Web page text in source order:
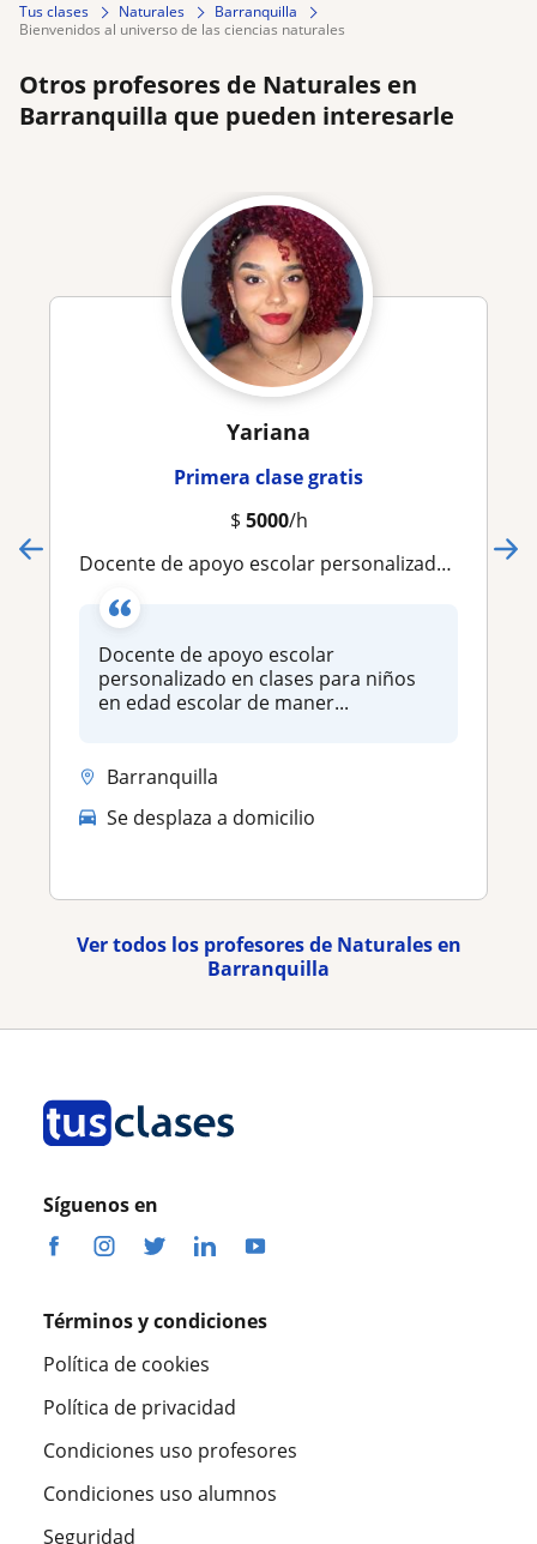
Tus clases Naturales
Barranquilla
bienvenidos al universo de las ciencias naturales
Otros profesores de Naturales en
Barranquilla que pueden interesarle
Yariana
Primera clase gratis
$ 5000/h
Docente de apoyo escolar personalizado en clases para niños en edad escolar de manera presencial
Docente de apoyo escolar
personalizado en clases para niños
en edad escolar de maner...
Barranquilla
Se desplaza a domicilio
Ver todos los profesores de Naturales en
Barranquilla
Síguenos en
Términos y condiciones
Política de cookies
Política de privacidad
Condiciones uso profesores
Condiciones uso alumnos
Seguridad